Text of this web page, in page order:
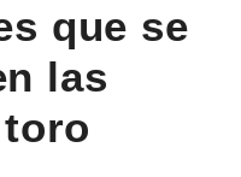
que se
las